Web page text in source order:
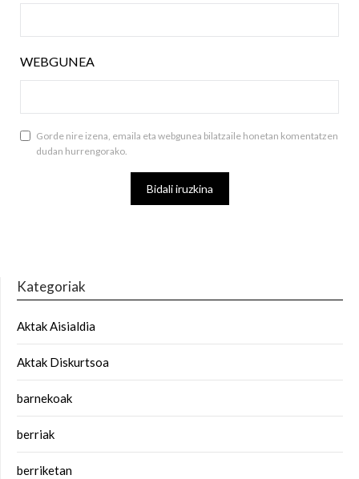
WEBGUNEA
Gorde nire izena, emaila eta webgunea bilatzaile honetan komentatzen
dudan hurrengorako.
Kategoriak
Aktak Aisialdia
Aktak Diskurtsoa
barnekoak
berriak
berriketan